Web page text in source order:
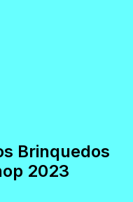
Brinquedos
2023